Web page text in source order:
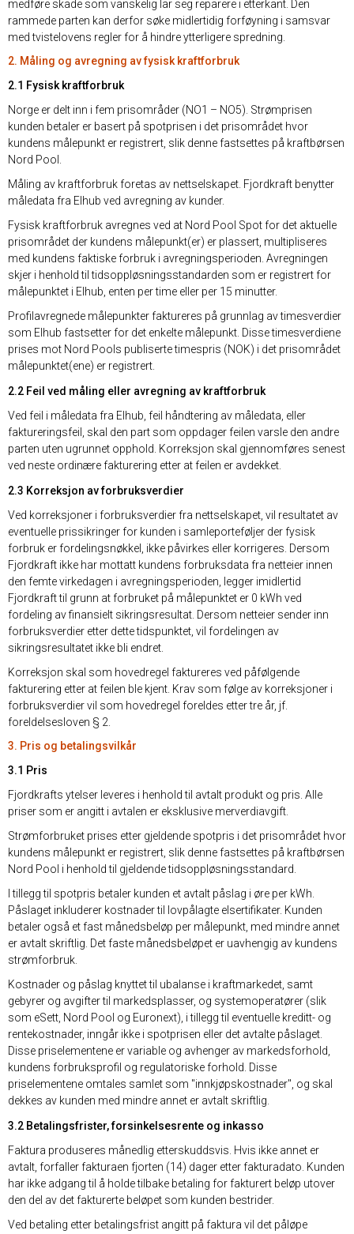
medføre skade som vanskelig lar seg reparere i etterkant. Den
rammede parten kan derfor søke midlertidig forføyning i samsvar
med tvistelovens regler for å hindre ytterligere spredning.
2. Måling og avregning av fysisk kraftforbruk
2.1 Fysisk kraftforbruk
Norge er delt inn i fem prisområder (NO1 – NO5). Strømprisen
kunden betaler er basert på spotprisen i det prisområdet hvor
kundens målepunkt er registrert, slik denne fastsettes på kraftbørsen
Nord Pool.
Måling av kraftforbruk foretas av nettselskapet. Fjordkraft benytter
måledata fra Elhub ved avregning av kunder.
Fysisk kraftforbruk avregnes ved at Nord Pool Spot for det aktuelle
prisområdet der kundens målepunkt(er) er plassert, multipliseres
med kundens faktiske forbruk i avregningsperioden. Avregningen
skjer i henhold til tidsoppløsningsstandarden som er registrert for
målepunktet i Elhub, enten per time eller per 15 minutter.
Profilavregnede målepunkter faktureres på grunnlag av timesverdier
som Elhub fastsetter for det enkelte målepunkt. Disse timesverdiene
prises mot Nord Pools publiserte timespris (NOK) i det prisområdet
målepunktet(ene) er registrert.
2.2 Feil ved måling eller avregning av kraftforbruk
Ved feil i måledata fra Elhub, feil håndtering av måledata, eller
faktureringsfeil, skal den part som oppdager feilen varsle den andre
parten uten ugrunnet opphold. Korreksjon skal gjennomføres senest
ved neste ordinære fakturering etter at feilen er avdekket.
2.3 Korreksjon av forbruksverdier
Ved korreksjoner i forbruksverdier fra nettselskapet, vil resultatet av
eventuelle prissikringer for kunden i samleporteføljer der fysisk
forbruk er fordelingsnøkkel, ikke påvirkes eller korrigeres. Dersom
Fjordkraft ikke har mottatt kundens forbruksdata fra netteier innen
den femte virkedagen i avregningsperioden, legger imidlertid
Fjordkraft til grunn at forbruket på målepunktet er 0 kWh ved
fordeling av finansielt sikringsresultat. Dersom netteier sender inn
forbruksverdier etter dette tidspunktet, vil fordelingen av
sikringsresultatet ikke bli endret.
Korreksjon skal som hovedregel faktureres ved påfølgende
fakturering etter at feilen ble kjent. Krav som følge av korreksjoner i
forbruksverdier vil som hovedregel foreldes etter tre år, jf.
foreldelsesloven § 2.
3. Pris og betalingsvilkår
3.1 Pris
Fjordkrafts ytelser leveres i henhold til avtalt produkt og pris. Alle
priser som er angitt i avtalen er eksklusive merverdiavgift.
Strømforbruket prises etter gjeldende spotpris i det prisområdet hvor
kundens målepunkt er registrert, slik denne fastsettes på kraftbørsen
Nord Pool i henhold til gjeldende tidsoppløsningsstandard.
I tillegg til spotpris betaler kunden et avtalt påslag i øre per kWh.
Påslaget inkluderer kostnader til lovpålagte elsertifikater. Kunden
betaler også et fast månedsbeløp per målepunkt, med mindre annet
er avtalt skriftlig. Det faste månedsbeløpet er uavhengig av kundens
strømforbruk.
Kostnader og påslag knyttet til ubalanse i kraftmarkedet, samt
gebyrer og avgifter til markedsplasser, og systemoperatører (slik
som eSett, Nord Pool og Euronext), i tillegg til eventuelle kreditt- og
rentekostnader, inngår ikke i spotprisen eller det avtalte påslaget.
Disse priselementene er variable og avhenger av markedsforhold,
kundens forbruksprofil og regulatoriske forhold. Disse
priselementene omtales samlet som "innkjøpskostnader", og skal
dekkes av kunden med mindre annet er avtalt skriftlig.
3.2 Betalingsfrister, forsinkelsesrente og inkasso
Faktura produseres månedlig etterskuddsvis. Hvis ikke annet er
avtalt, forfaller fakturaen fjorten (14) dager etter fakturadato. Kunden
har ikke adgang til å holde tilbake betaling for fakturert beløp utover
den del av det fakturerte beløpet som kunden bestrider.
Ved betaling etter betalingsfrist angitt på faktura vil det påløpe